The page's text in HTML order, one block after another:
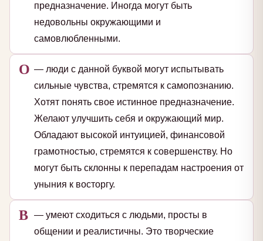
предназначение. Иногда могут быть
недовольны окружающими и
самовлюбленными.
О — люди с данной буквой могут испытывать
сильные чувства, стремятся к самопознанию.
Хотят понять свое истинное предназначение.
Желают улучшить себя и окружающий мир.
Обладают высокой интуицией, финансовой
грамотностью, стремятся к совершенству. Но
могут быть склонны к перепадам настроения от
уныния к восторгу.
В — умеют сходиться с людьми, просты в
общении и реалистичны. Это творческие